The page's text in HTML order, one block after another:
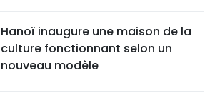
Hanoï inaugure une maison de la
culture fonctionnant selon un
nouveau modèle